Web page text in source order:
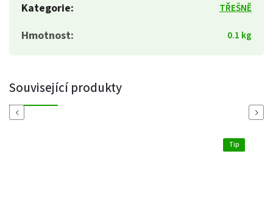
Kategorie: TŘEŠNĚ
Hmotnost: 0.1 kg
Související produkty
Previous
Tip
Next